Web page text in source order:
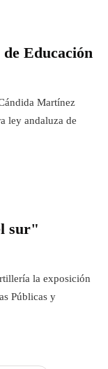
Educación
Martínez
ley andaluza de
sur"
la exposición
Públicas y